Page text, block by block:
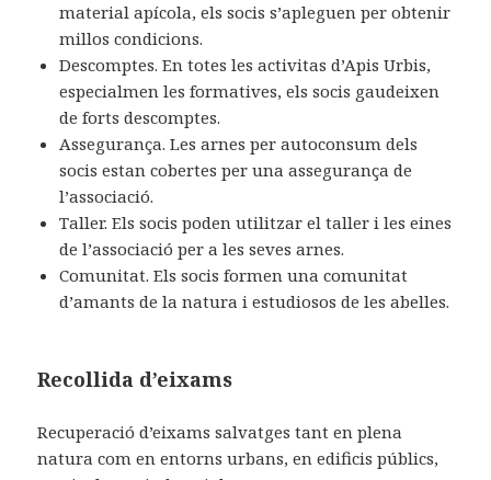
material apícola, els socis s’apleguen per obtenir
millos condicions.
Descomptes. En totes les activitas d’Apis Urbis,
especialmen les formatives, els socis gaudeixen
de forts descomptes.
Assegurança. Les arnes per autoconsum dels
socis estan cobertes per una assegurança de
l’associació.
Taller. Els socis poden utilitzar el taller i les eines
de l’associació per a les seves arnes.
Comunitat. Els socis formen una comunitat
d’amants de la natura i estudiosos de les abelles.
Recollida d’eixams
Recuperació d’eixams salvatges tant en plena
natura com en entorns urbans, en edificis públics,